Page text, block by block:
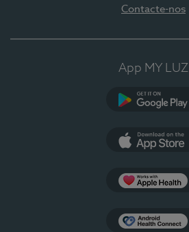
Contacte-nos
App MY LUZ